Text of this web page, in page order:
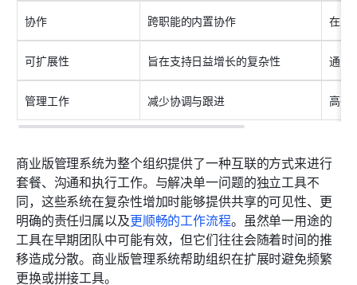
协作 跨职能的内置协作 在工
可扩展性 旨在支持日益增长的复杂性 通常
管理工作 减少协调与跟进 高强
商业版管理系统为整个组织提供了一种互联的方式来进行
套餐、沟通和执行工作。与解决单一问题的独立工具不
同，这些系统在复杂性增加时能够提供共享的可见性、更
明确的责任归属以及更顺畅的工作流程。虽然单一用途的
工具在早期团队中可能有效，但它们往往会随着时间的推
移造成分散。商业版管理系统帮助组织在扩展时避免频繁
更换或拼接工具。